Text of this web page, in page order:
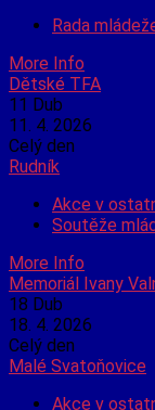
Rada
More Info
Dětské TFA
11 Dub
11. 4. 2026
Celý den
Rudník
Akce v
Soutěže
More Info
Memoriál Ivany
18 Dub
18. 4. 2026
Celý den
Malé Svatoňovice
Akce v